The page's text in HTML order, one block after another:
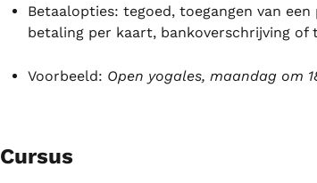
Betaalopties: tegoed, toegangen van
betaling per kaart, bankoverschrijving of
Voorbeeld: Open yogales, maandag om
Cursus